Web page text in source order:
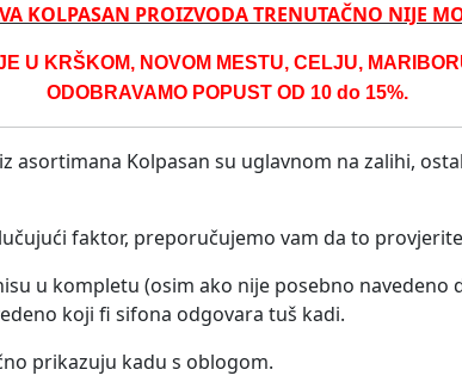
KOLPASAN PROIZVODA TRENUTAČNO NIJE
U KRŠKOM, NOVOM MESTU, CELJU,
ODOBRAVAMO POPUST OD 10 do 15%.
asortimana Kolpasan su uglavnom na zalihi,
faktor, preporučujemo vam da to
u kompletu (osim ako nije posebno navedeno
koji fi sifona odgovara tuš kadi.
prikazuju kadu s oblogom.